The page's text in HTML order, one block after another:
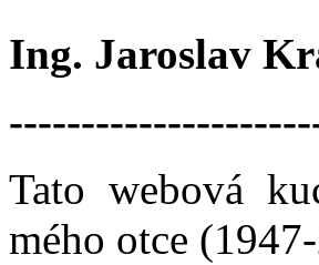
Ing. Jaroslav
Tato webová
mého otce